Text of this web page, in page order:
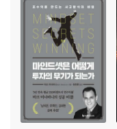
PER, 남용과 오해 / 저가
하지 마라 / 고성장은 애
디가 낮은가? / 페라리가
는 것은 가치가 아닌 사람
의: 초저PER / PER의 속
심리의 바로미터다 /
이 모든 것의 의미